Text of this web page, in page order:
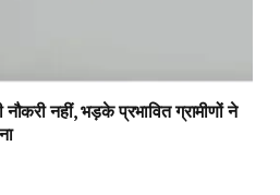
नहीं, भड़के प्रभावित ग्रामीणों ने